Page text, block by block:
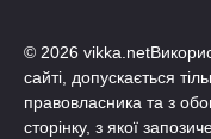
© 2026
сайті, допускається
правовласника та з
сторінку, з якої